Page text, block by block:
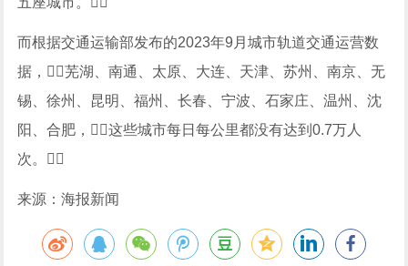
而根据交通运输部发布的2023年9月城市轨道交通运营数
据，芜湖、南通、太原、大连、天津、苏州、南京、无
锡、徐州、昆明、福州、长春、宁波、石家庄、温州、沈
阳、合肥，这些城市每日每公里都没有达到0.7万人
次。
来源：海报新闻